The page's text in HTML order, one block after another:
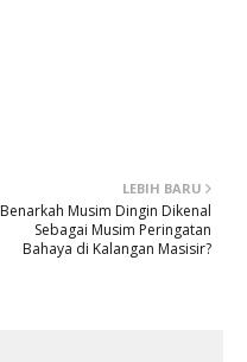
LEBIH BARU
Benarkah Musim Dingin Dikenal
Sebagai Musim Peringatan
Bahaya di Kalangan Masisir?